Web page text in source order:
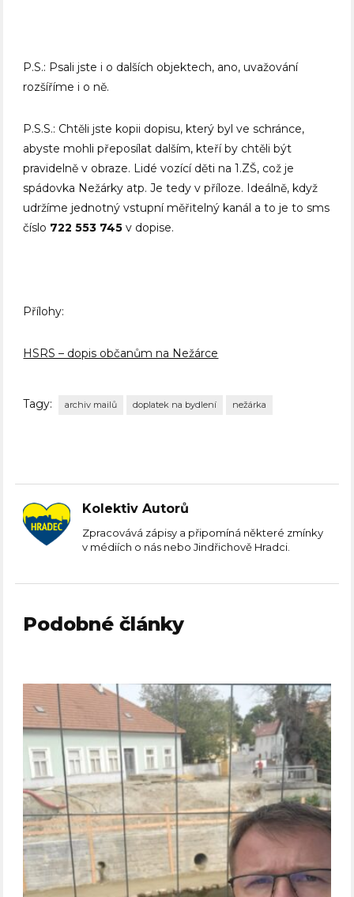
P.S.: Psali jste i o dalších objektech, ano, uvažování
rozšíříme i o ně.
P.S.S.: Chtěli jste kopii dopisu, který byl ve schránce,
abyste mohli přeposílat dalším, kteří by chtěli být
pravidelně v obraze. Lidé vozící děti na 1.ZŠ, což je
spádovka Nežárky atp. Je tedy v příloze. Ideálně, když
udržíme jednotný vstupní měřitelný kanál a to je to sms
číslo 722 553 745 v dopise.
Přílohy:
HSRS – dopis občanům na Nežárce
Tagy: archiv mailů doplatek na bydlení nežárka
Kolektiv Autorů
Zpracovává zápisy a připomíná některé zmínky
v médiích o nás nebo Jindřichově Hradci.
Podobné články